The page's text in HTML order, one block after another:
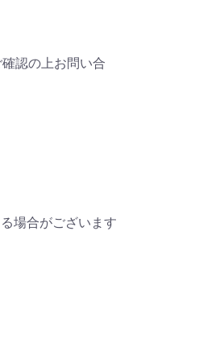
認の上お問い合
場合がございます